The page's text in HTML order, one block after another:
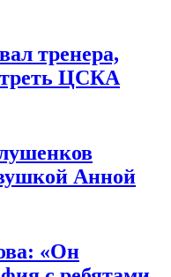
тренера,
ЦСКА
Анной
«Он